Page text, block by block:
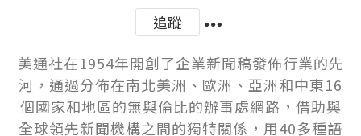
追蹤
美通社在1954年開創了企業新聞稿發佈行業的先
河，通過分佈在南北美洲、歐洲、亞洲和中東16
個國家和地區的無與倫比的辦事處網路，借助與
全球領先新聞機構之間的獨特關係，用40多種語